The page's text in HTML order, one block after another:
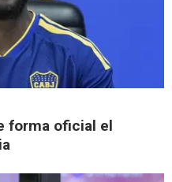
forma oficial el